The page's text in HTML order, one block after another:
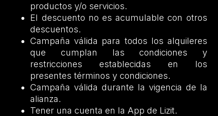
productos y/o servicios.
El descuento no es acumulable con otros
descuentos.
Campaña válida para todos los alquileres
que cumplan las condiciones y
restricciones establecidas en los
presentes términos y condiciones.
Campaña válida durante la vigencia de la
alianza.
Tener una cuenta en la App de Lizit.